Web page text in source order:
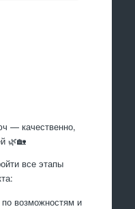
— качественно,
🌿🏡
все этапы
возможностям и